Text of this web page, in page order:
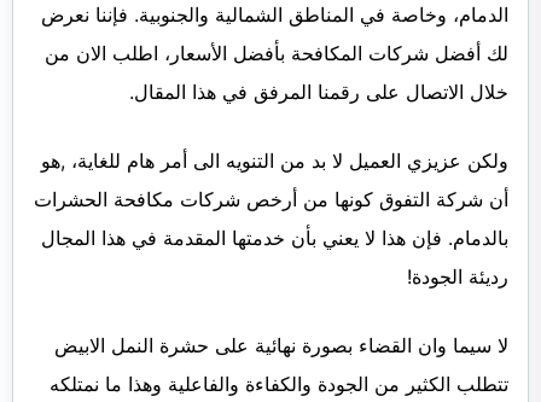
الدمام، وخاصة في المناطق الشمالية والجنوبية. فإننا نعرض
لك أفضل شركات المكافحة بأفضل الأسعار، اطلب الان من
خلال الاتصال على رقمنا المرفق في هذا المقال.
ولكن عزيزي العميل لا بد من التنويه الى أمر هام للغاية، ,هو
أن شركة التفوق كونها من أرخص شركات مكافحة الحشرات
بالدمام. فإن هذا لا يعني بأن خدمتها المقدمة في هذا المجال
رديئة الجودة!
لا سيما وان القضاء بصورة نهائية على حشرة النمل الابيض
تتطلب الكثير من الجودة والكفاءة والفاعلية وهذا ما نمتلكه